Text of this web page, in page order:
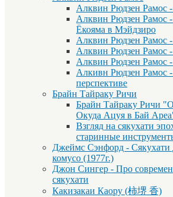
Алквин Рюдзен Рамос
Алквин Рюдзен Рамос
Ёкояма в Мэйдзиро
Алквин Рюдзен Рамос
Алквин Рюдзен Рамос
Алквин Рюдзен Рамос
Алкивн Рюдзен Рамос
перспективе
Брайн Тайраку Ричи
Брайн Тайраку Ричи
Окуда Ацуя в Бай
Взгляд на сякухати
старинные
Джеймс Сэнфорд -
комусо (1977г.)
Джон Сингер - Про
сякухати
Какизакаи Каору (柿堺 香)